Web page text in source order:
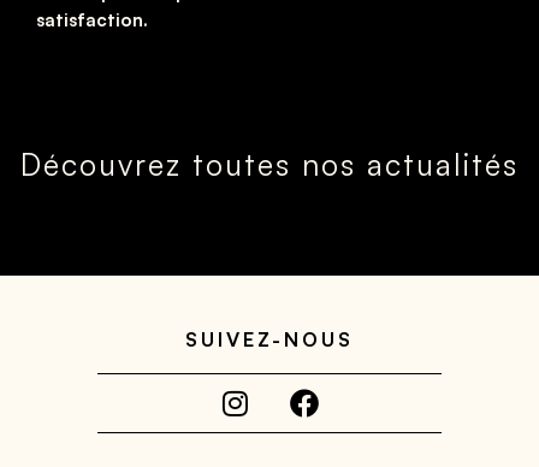
satisfaction.
Découvrez toutes nos actualités
SUIVEZ-NOUS